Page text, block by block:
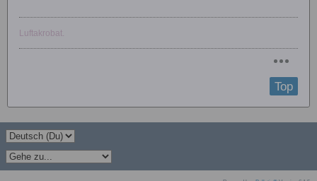
Luftakrobat.
Top